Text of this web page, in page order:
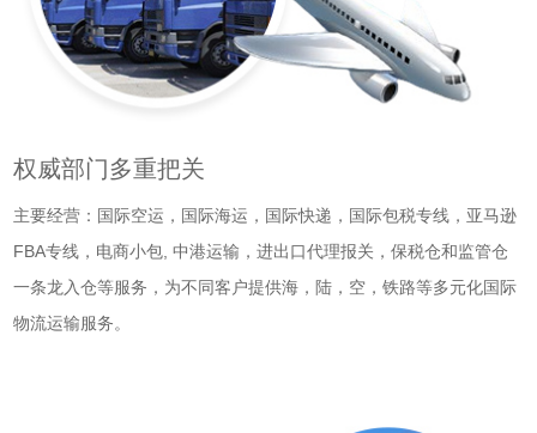
权威部门多重把关
主要经营：国际空运，国际海运，国际快递，国际包税专线，亚马逊
FBA专线，电商小包, 中港运输，进出口代理报关，保税仓和监管仓
一条龙入仓等服务，为不同客户提供海，陆，空，铁路等多元化国际
物流运输服务。